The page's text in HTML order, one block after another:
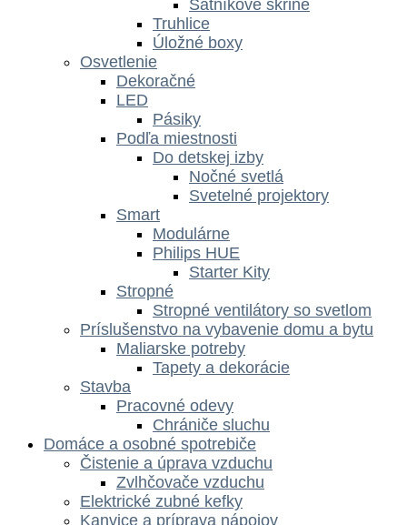
Šatníkové skrine
Truhlice
Úložné boxy
Osvetlenie
Dekoračné
LED
Pásiky
Podľa miestnosti
Do detskej izby
Nočné svetlá
Svetelné projektory
Smart
Modulárne
Philips HUE
Starter Kity
Stropné
Stropné ventilátory so svetlom
Príslušenstvo na vybavenie domu a bytu
Maliarske potreby
Tapety a dekorácie
Stavba
Pracovné odevy
Chrániče sluchu
Domáce a osobné spotrebiče
Čistenie a úprava vzduchu
Zvlhčovače vzduchu
Elektrické zubné kefky
Kanvice a príprava nápojov